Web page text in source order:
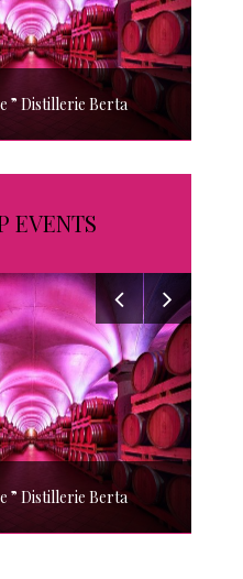
” Distillerie Berta
EVENTS
” Distillerie Berta